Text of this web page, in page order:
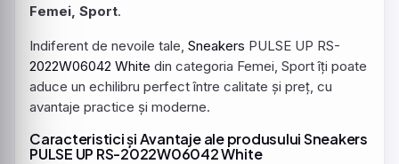
Femei, Sport.
Indiferent de nevoile tale, Sneakers PULSE UP RS-
2022W06042 White din categoria Femei, Sport îți poate
aduce un echilibru perfect între calitate și preț, cu
avantaje practice și moderne.
Caracteristici și Avantaje ale produsului Sneakers
PULSE UP RS-2022W06042 White